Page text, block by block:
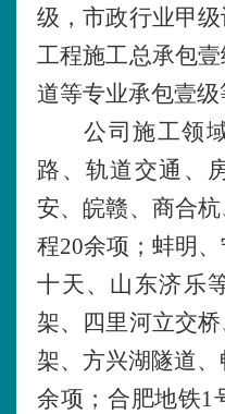
级，市政行业甲
工程施工总承包
道等专业承包壹级
公司施工领
路、轨道交通、
安、皖赣、商合
程20余项；蚌明
十天、山东济乐
架、四里河立交
架、方兴湖隧道
余项；合肥地铁1